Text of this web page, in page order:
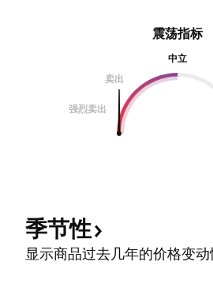
震荡指标
中立
卖出
强烈卖出
季节性
显示商品过去几年的价格变动